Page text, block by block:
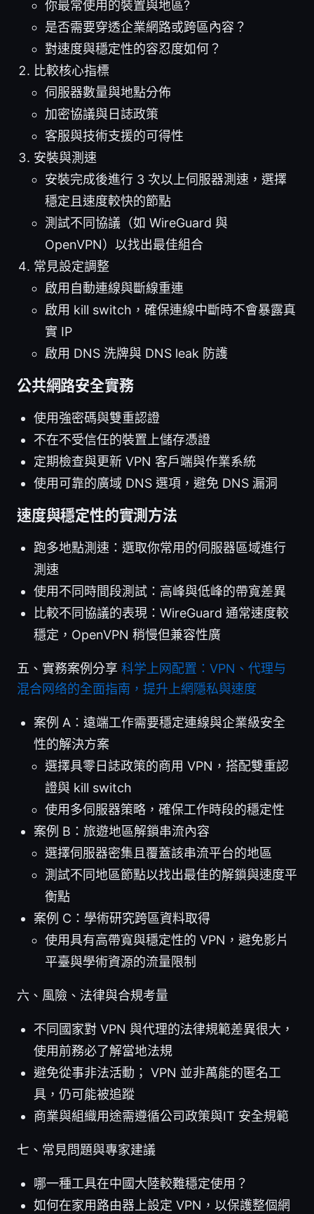
你最常使用的裝置與地區?
是否需要穿透企業網路或跨區內容？
對速度與穩定性的容忍度如何？
比較核心指標
伺服器數量與地點分佈
加密協議與日誌政策
客服與技術支援的可得性
安裝與測速
安裝完成後進行 3 次以上伺服器測速，選擇
穩定且速度較快的節點
測試不同協議（如 WireGuard 與
OpenVPN）以找出最佳組合
常見設定調整
啟用自動連線與斷線重連
啟用 kill switch，確保連線中斷時不會暴露真
實 IP
啟用 DNS 洗牌與 DNS leak 防護
公共網路安全實務
使用強密碼與雙重認證
不在不受信任的裝置上儲存憑證
定期檢查與更新 VPN 客戶端與作業系統
使用可靠的廣域 DNS 選項，避免 DNS 漏洞
速度與穩定性的實測方法
跑多地點測速：選取你常用的伺服器區域進行
測速
使用不同時間段測試：高峰與低峰的帶寬差異
比較不同協議的表現：WireGuard 通常速度較
穩定，OpenVPN 稍慢但兼容性廣
五、實務案例分享 科学上网配置：VPN、代理与
混合网络的全面指南，提升上網隱私與速度
案例 A：遠端工作需要穩定連線與企業級安全
性的解決方案
選擇具零日誌政策的商用 VPN，搭配雙重認
證與 kill switch
使用多伺服器策略，確保工作時段的穩定性
案例 B：旅遊地區解鎖串流內容
選擇伺服器密集且覆蓋該串流平台的地區
測試不同地區節點以找出最佳的解鎖與速度平
衡點
案例 C：學術研究跨區資料取得
使用具有高帶寬與穩定性的 VPN，避免影片
平臺與學術資源的流量限制
六、風險、法律與合規考量
不同國家對 VPN 與代理的法律規範差異很大，
使用前務必了解當地法規
避免從事非法活動； VPN 並非萬能的匿名工
具，仍可能被追蹤
商業與組織用途需遵循公司政策與IT 安全規範
七、常見問題與專家建議
哪一種工具在中國大陸較難穩定使用？
如何在家用路由器上設定 VPN，以保護整個網